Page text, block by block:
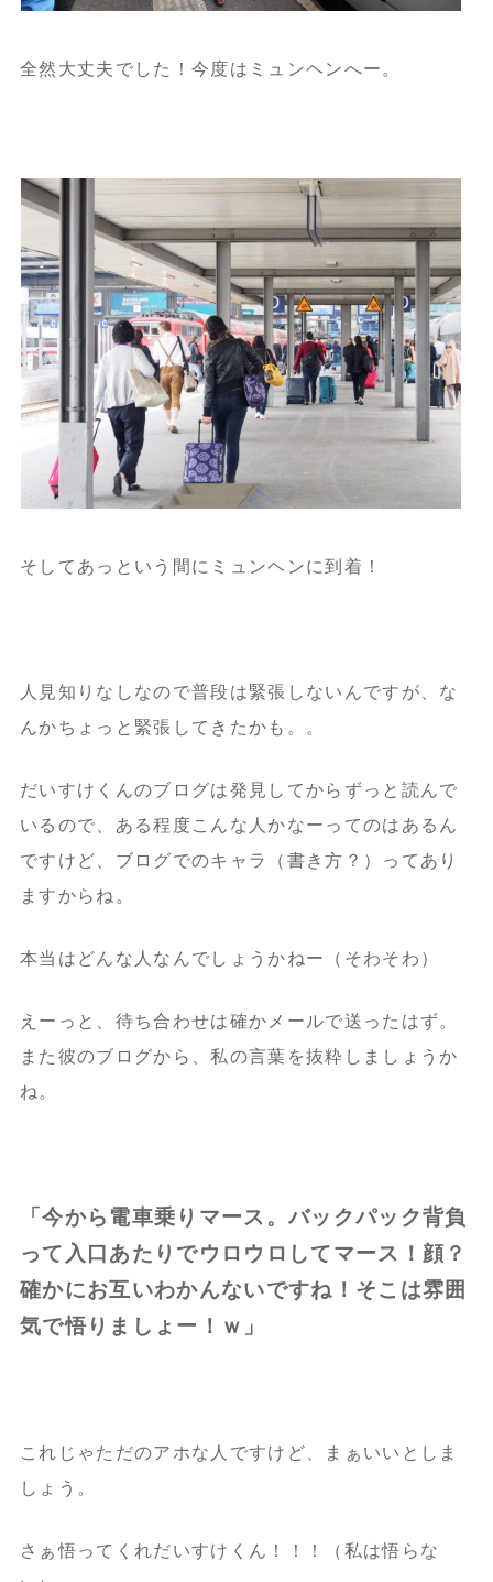
全然大丈夫でした！今度はミュンヘンへー。
そしてあっという間にミュンヘンに到着！
人見知りなしなので普段は緊張しないんですが、な
んかちょっと緊張してきたかも。。
だいすけくんのブログは発見してからずっと読んで
いるので、ある程度こんな人かなーってのはあるん
ですけど、ブログでのキャラ（書き方？）ってあり
ますからね。
本当はどんな人なんでしょうかねー（そわそわ）
えーっと、待ち合わせは確かメールで送ったはず。
また彼のブログから、私の言葉を抜粋しましょうか
ね。
「今から電車乗りマース。バックパック背負
って入口あたりでウロウロしてマース！顔？
確かにお互いわかんないですね！そこは雰囲
気で悟りましょー！ｗ」
これじゃただのアホな人ですけど、まぁいいとしま
しょう。
さぁ悟ってくれだいすけくん！！！（私は悟らな